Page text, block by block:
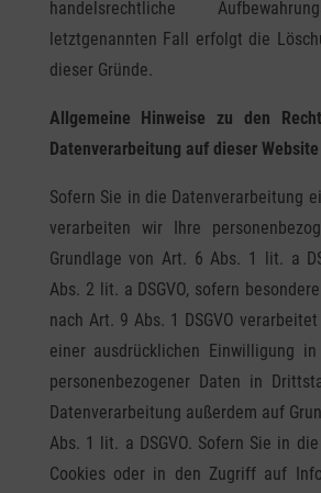
handelsrechtliche
letztgenannten Fall erfolgt die
dieser Gründe.
Allgemeine Hinweise zu den
Datenverarbeitung auf dieser Website
Sofern Sie in die Datenverarbeitung
verarbeiten wir Ihre
Grundlage von Art. 6 Abs. 1 lit. a
Abs. 2 lit. a DSGVO, sofern
nach Art. 9 Abs. 1 DSGVO
einer ausdrücklichen Einwilligung
personenbezogener Daten in
Datenverarbeitung außerdem auf
Abs. 1 lit. a DSGVO. Sofern Sie in
Cookies oder in den Zugriff auf